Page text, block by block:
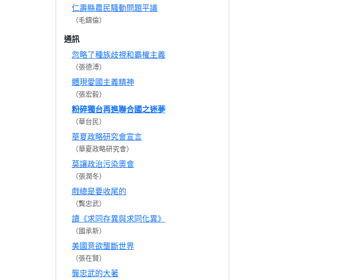
仁壽縣農民騷動問題平議
（毛鑄倫）
通訊
忽略了種族歧視和霸權主義
（張德溥）
體現愛國主義精神
（張宏毅）
粉碎獨台再進聯合國之迷夢
（華台民）
華夏政略研究會宣言
（華夏政略研究會）
莫讓政治污染奧會
（張潤冬）
戲總是要收尾的
（龔忠武）
讀《求同存異與求同化異》
（國承新）
美國意欲壟斷世界
（張在賢）
龔忠武的大著